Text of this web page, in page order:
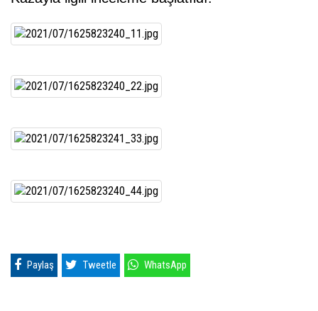
Paylaş Tweetle WhatsApp